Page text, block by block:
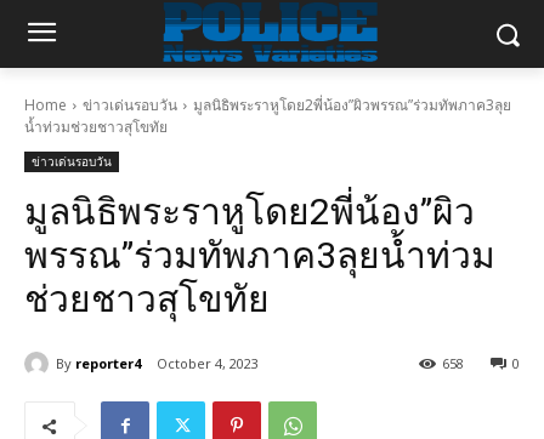
Home ข่าวเด่นรอบวัน
มูลนิธิพระราหูโดย2พี่น้อง”ผิวพรรณ”ร่วมทัพภาค3ลุย
น้ำท่วมช่วยชาวสุโขทัย
ข่าวเด่นรอบวัน
มูลนิธิพระราหูโดย2พี่น้อง”ผิว
พรรณ”ร่วมทัพภาค3ลุยน้ำท่วม
ช่วยชาวสุโขทัย
By reporter4 October 4, 2023 0
658